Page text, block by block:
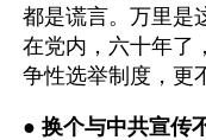
都是谎言。万里是
在党内，六十年了
争性选举制度，更
● 换个与中共宣传